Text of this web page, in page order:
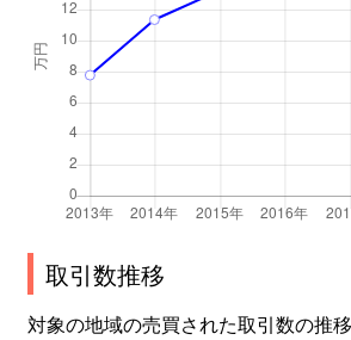
取引数推移
対象の地域の売買された取引数の推